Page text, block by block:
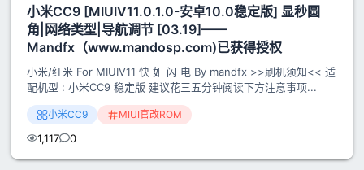
小米CC9 [MIUIV11.0.1.0-安卓10.0稳定版] 显秒圆
角|网络类型|导航调节 [03.19]——
Mandfx（www.mandosp.com)已获得授权
小米/红米 For MIUIV11 快 如 闪 电 By mandfx >>刷机须知<< 适
配机型 : 小米CC9 稳定版 建议花三五分钟阅读下方注意事项...
小米CC9 MIUI官改ROM
1,117 0